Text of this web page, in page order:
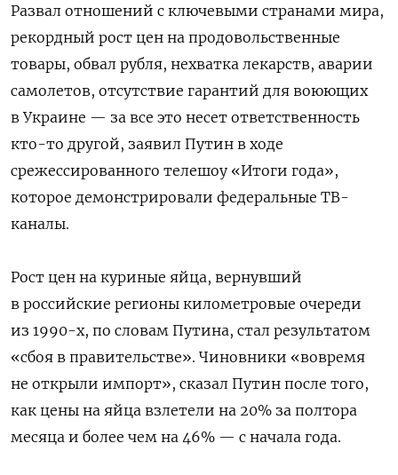
Развал отношений с ключевыми странами мира,
рекордный рост цен на продовольственные
товары, обвал рубля, нехватка лекарств, аварии
самолетов, отсутствие гарантий для воюющих
в Украине — за все это несет ответственность
кто-то другой, заявил Путин в ходе
срежессированного телешоу «Итоги года»,
которое демонстрировали федеральные ТВ-
каналы.
Рост цен на куриные яйца, вернувший
в российские регионы километровые очереди
из 1990-х, по словам Путина, стал результатом
«сбоя в правительстве». Чиновники «вовремя
не открыли импорт», сказал Путин после того,
как цены на яйца взлетели на 20% за полтора
месяца и более чем на 46% — с начала года.